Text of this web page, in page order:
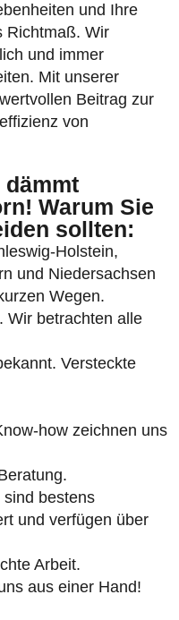
und Ihre
Richtmaß. Wir
und immer
Mit unserer
Beitrag zur
von
dämmt
Warum Sie
sollten:
Holstein,
und Niedersachsen
Wegen.
Wir betrachten alle
Versteckte
how zeichnen uns
bestens
und verfügen über
Arbeit.
aus einer Hand!